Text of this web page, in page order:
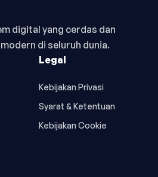
digital yang cerdas dan
di seluruh dunia.
Legal
Kebijakan Privasi
Syarat & Ketentuan
Kebijakan Cookie